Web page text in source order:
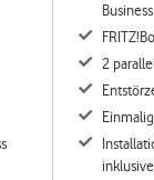
2
inklusive